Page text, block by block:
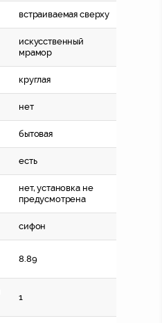
встраиваемая сверху
искусственный
мрамор
круглая
нет
бытовая
есть
нет, установка не
предусмотрена
сифон
8.89
1